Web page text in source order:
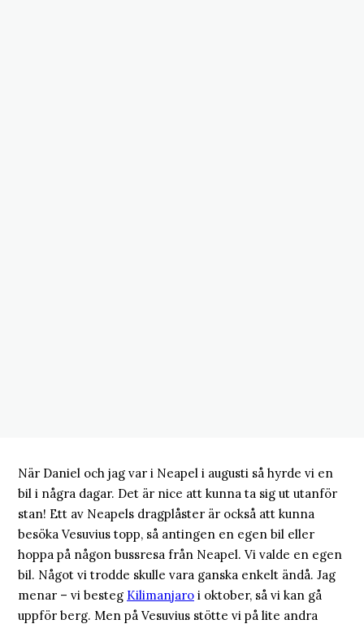
När Daniel och jag var i Neapel i augusti så hyrde vi en
bil i några dagar. Det är nice att kunna ta sig ut utanför
stan! Ett av Neapels dragplåster är också att kunna
besöka Vesuvius topp, så antingen en egen bil eller
hoppa på någon bussresa från Neapel. Vi valde en egen
bil. Något vi trodde skulle vara ganska enkelt ändå. Jag
menar – vi besteg Kilimanjaro i oktober, så vi kan gå
uppför berg. Men på Vesuvius stötte vi på lite andra